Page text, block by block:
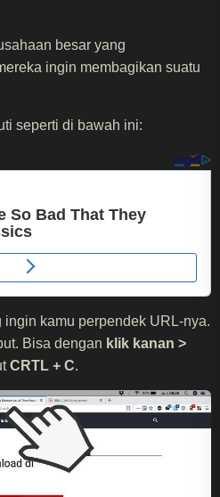
besar yang
ingin membagikan suatu
seperti di bawah ini:
kamu perpendek URL-nya.
Bisa dengan klik kanan >
CRTL + C.